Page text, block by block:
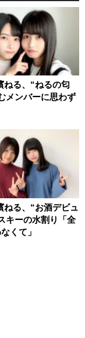
ねる、“ねるの匂
メンバーに思わず
ねる、“お酒デビュ
キーの水割り「全
くて」